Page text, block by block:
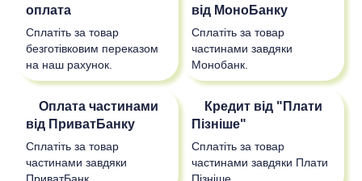
оплата
Сплатіть за товар
безготівковим переказом
на наш рахунок.
від МоноБанку
Сплатіть за товар
частинами завдяки
Монобанк.
Оплата частинами
від ПриватБанку
Сплатіть за товар
частинами завдяки
ПриватБанк.
Кредит від "Плати
Пізніше"
Сплатіть за товар
частинами завдяки Плати
Пізніше.